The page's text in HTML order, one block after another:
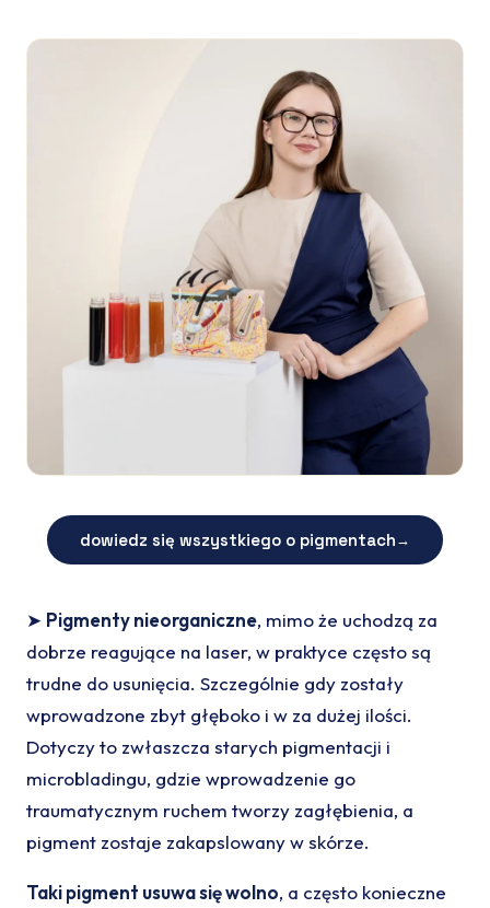
dowiedz się wszystkiego o pigmentach→
➤ Pigmenty nieorganiczne, mimo że uchodzą za
dobrze reagujące na laser, w praktyce często są
trudne do usunięcia. Szczególnie gdy zostały
wprowadzone zbyt głęboko i w za dużej ilości.
Dotyczy to zwłaszcza starych pigmentacji i
microbladingu, gdzie wprowadzenie go
traumatycznym ruchem tworzy zagłębienia, a
pigment zostaje zakapslowany w skórze.
Taki pigment usuwa się wolno, a często konieczne